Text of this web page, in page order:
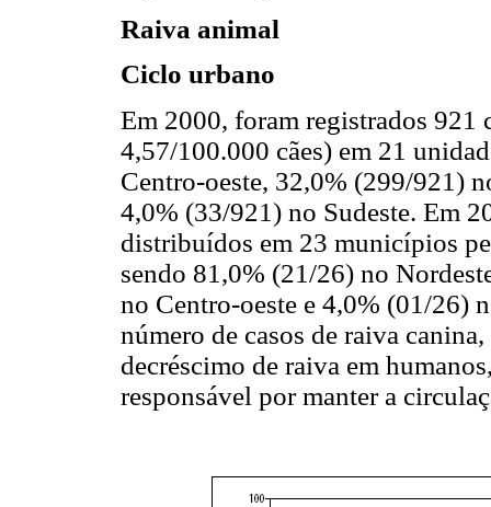
Raiva animal
Ciclo urbano
Em 2000, foram registrados 921
4,57/100.000 cães) em 21
Centro-oeste, 32,0% (299/921)
4,0% (33/921) no Sudeste. Em
distribuídos em 23 municípios
sendo 81,0% (21/26) no
no Centro-oeste e 4,0% (01/26)
número de casos de raiva
decréscimo de raiva em
responsável por manter a